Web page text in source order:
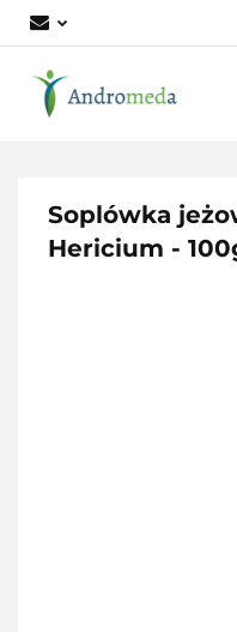
Soplówka
Hericium -